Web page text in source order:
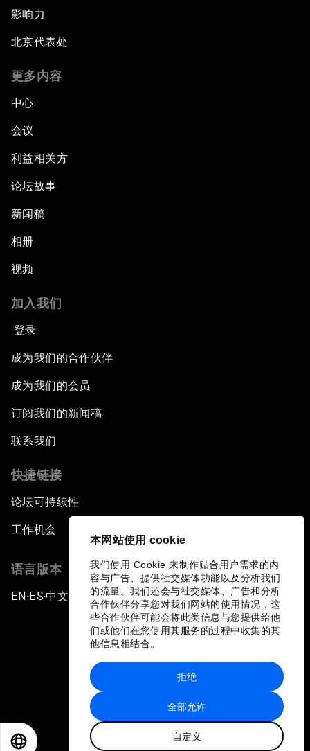
本网站使用 cookie
我们使用 Cookie 来制作贴合用户需求的内
容与广告、提供社交媒体功能以及分析我们
的流量。我们还会与社交媒体、广告和分析
合作伙伴分享您对我们网站的使用情况，这
些合作伙伴可能会将此类信息与您提供给他
们或他们在您使用其服务的过程中收集的其
他信息相结合。
全部允许
自定义
拒绝
影响力
北京代表处
更多内容
中心
会议
利益相关方
论坛故事
新闻稿
相册
视频
加入我们
登录
成为我们的合作伙伴
成为我们的会员
订阅我们的新闻稿
联系我们
快捷链接
论坛可持续性
工作机会
语言版本
EN ▪ES▪中文▪ 日本語
站点地图
世界经济论坛